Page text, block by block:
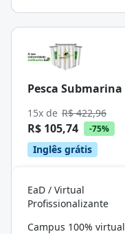
Pesca Submarina
15x de R$ 422,96
R$ 105,74 -75%
Inglês grátis
EaD / Virtual
Profissionalizante
Campus 100% virtual